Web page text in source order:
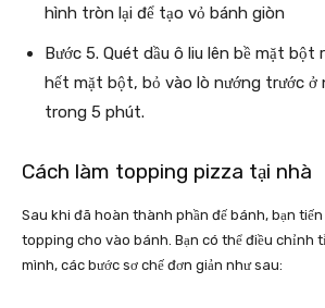
hình tròn lại để tạo vỏ bánh giòn
Bước 5. Quét dầu ô liu lên bề mặt bột
hết mặt bột, bỏ vào lò nướng trước ở
trong 5 phút.
Cách làm topping pizza tại nhà
Sau khi đã hoàn thành phần đế bánh, bạn
topping cho vào bánh. Bạn có thể điều chỉnh
mình, các bước sơ chế đơn giản như sau: